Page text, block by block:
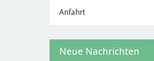
Anfahrt
Neue Nachrichten